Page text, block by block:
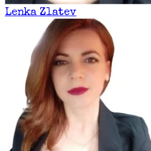
Lenka Zlatev